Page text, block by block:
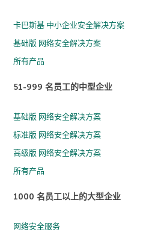
卡巴斯基 中小企业安全解决方案
基础版 网络安全解决方案
所有产品
51-999 名员工的中型企业
基础版 网络安全解决方案
标准版 网络安全解决方案
高级版 网络安全解决方案
所有产品
1000 名员工以上的大型企业
网络安全服务